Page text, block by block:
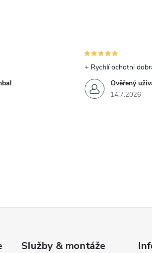
Ověřený
14.7.2026
+ Rychlí ochotni
hodnoceníSlužby & montáže